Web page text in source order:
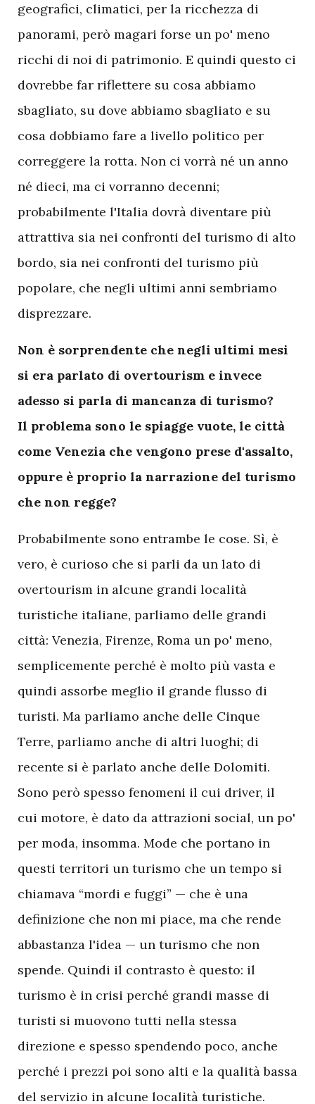
geografici, climatici, per la ricchezza di
panorami, però magari forse un po' meno
ricchi di noi di patrimonio. E quindi questo ci
dovrebbe far riflettere su cosa abbiamo
sbagliato, su dove abbiamo sbagliato e su
cosa dobbiamo fare a livello politico per
correggere la rotta. Non ci vorrà né un anno
né dieci, ma ci vorranno decenni;
probabilmente l'Italia dovrà diventare più
attrattiva sia nei confronti del turismo di alto
bordo, sia nei confronti del turismo più
popolare, che negli ultimi anni sembriamo
disprezzare.
Non è sorprendente che negli ultimi mesi
si era parlato di overtourism e invece
adesso si parla di mancanza di turismo?
Il problema sono le spiagge vuote, le città
come Venezia che vengono prese d'assalto,
oppure è proprio la narrazione del turismo
che non regge?
Probabilmente sono entrambe le cose. Sì, è
vero, è curioso che si parli da un lato di
overtourism in alcune grandi località
turistiche italiane, parliamo delle grandi
città: Venezia, Firenze, Roma un po' meno,
semplicemente perché è molto più vasta e
quindi assorbe meglio il grande flusso di
turisti. Ma parliamo anche delle Cinque
Terre, parliamo anche di altri luoghi; di
recente si è parlato anche delle Dolomiti.
Sono però spesso fenomeni il cui driver, il
cui motore, è dato da attrazioni social, un po'
per moda, insomma. Mode che portano in
questi territori un turismo che un tempo si
chiamava “mordi e fuggi” — che è una
definizione che non mi piace, ma che rende
abbastanza l'idea — un turismo che non
spende. Quindi il contrasto è questo: il
turismo è in crisi perché grandi masse di
turisti si muovono tutti nella stessa
direzione e spesso spendendo poco, anche
perché i prezzi poi sono alti e la qualità bassa
del servizio in alcune località turistiche.